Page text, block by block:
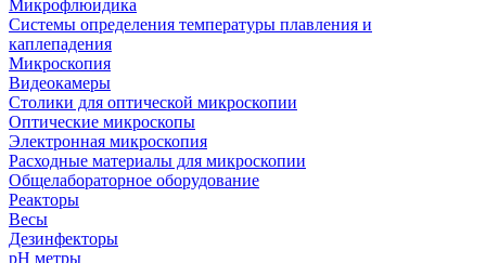
Микрофлюидика
Системы определения температуры плавления и
каплепадения
Микроскопия
Видеокамеры
Столики для оптической микроскопии
Оптические микроскопы
Электронная микроскопия
Расходные материалы для микроскопии
Общелабораторное оборудование
Реакторы
Весы
Дезинфекторы
рН метры